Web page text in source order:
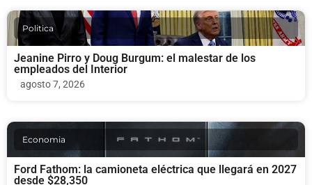
Politica
Jeanine Pirro y Doug Burgum: el malestar de los
empleados del Interior
agosto 7, 2026
Economia
Ford Fathom: la camioneta eléctrica que llegará en 2027
desde $28,350